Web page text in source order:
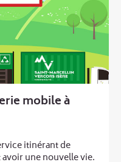
mobile à
itinérant de
une nouvelle vie.